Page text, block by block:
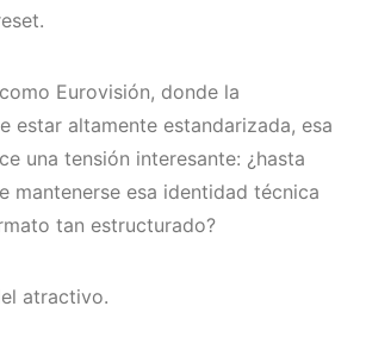
Eurovisión, donde la
estar altamente estandarizada, esa
una tensión interesante: ¿hasta
mantenerse esa identidad técnica
tan estructurado?
atractivo.